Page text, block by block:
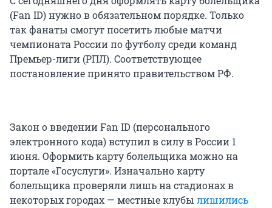
(Fan ID) нужно в обязательном порядке. Только
так фанаты смогут посетить любые матчи
чемпионата России по футболу среди команд
Премьер-лиги (РПЛ). Соответствующее
постановление принято правительством РФ.
Закон о введении Fan ID (персонального
электронного кода) вступил в силу в России 1
июня. Оформить карту болельщика можно на
портале «Госуслуги». Изначально карту
болельщика проверяли лишь на стадионах в
некоторых городах — местные клубы лишились